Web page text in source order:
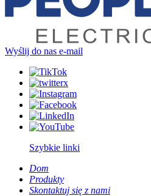
Wyślij do nas e-mail
Szybkie linki
Dom
Produkty
Skontaktuj się z nami